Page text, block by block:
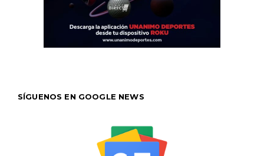
SÍGUENOS EN GOOGLE NEWS